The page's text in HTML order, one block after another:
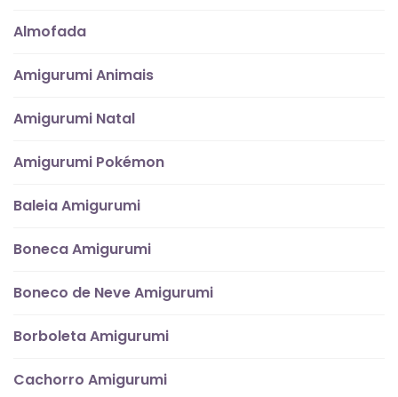
Almofada
Amigurumi Animais
Amigurumi Natal
Amigurumi Pokémon
Baleia Amigurumi
Boneca Amigurumi
Boneco de Neve Amigurumi
Borboleta Amigurumi
Cachorro Amigurumi